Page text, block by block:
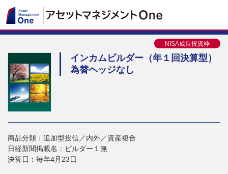
NISA成長投資枠
インカムビルダー（年１回決算型）
為替ヘッジなし
商品分類：追加型投信／内外／資産複合
日経新聞掲載名：ビルダー１無
決算日：毎年4月23日